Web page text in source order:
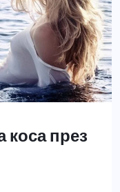
коса през